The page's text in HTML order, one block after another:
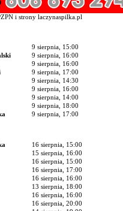
i strony laczynaspilka.pl
9 sierpnia, 15:00
9 sierpnia, 16:00
9 sierpnia, 16:00
9 sierpnia, 17:00
9 sierpnia, 14:30
9 sierpnia, 16:00
9 sierpnia, 14:00
9 sierpnia, 18:00
9 sierpnia, 17:00
16 sierpnia, 15:00
15 sierpnia, 16:00
16 sierpnia, 15:00
16 sierpnia, 17:00
16 sierpnia, 16:00
13 sierpnia, 18:00
16 sierpnia, 16:00
16 sierpnia, 20:00